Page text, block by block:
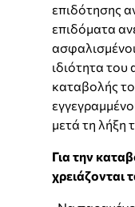
επιδότησης
επιδόματα
ιδιότητα του
καταβολής
μετά τη λήξη
Για την
χρειάζονται